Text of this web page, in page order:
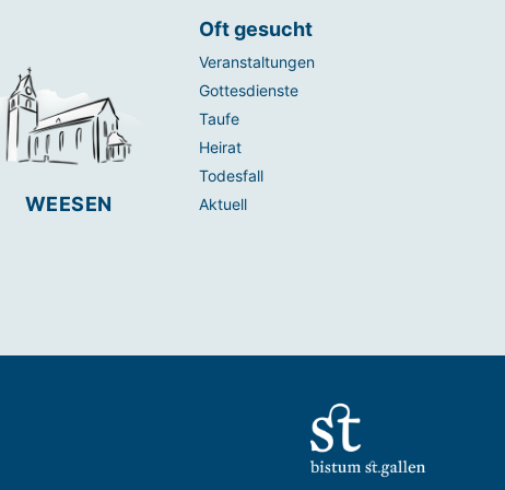
WEESEN
Oft gesucht
Veranstaltungen
Gottesdienste
Taufe
Heirat
Todesfall
Aktuell